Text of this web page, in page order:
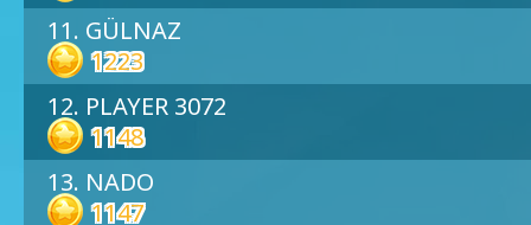
11. GÜLNAZ
1223
12. PLAYER 3072
1148
13. NADO
1147